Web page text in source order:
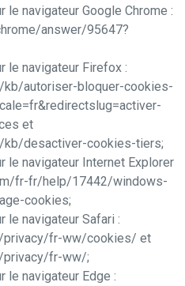
le navigateur Google Chrome :
answer/95647?
le navigateur Firefox :
autoriser-bloquer-cookies-
et
desactiver-cookies-tiers;
le navigateur Internet Explorer
fr-fr/help/17442/windows-
cookies;
le navigateur Safari :
privacy/fr-ww/cookies/ et
privacy/fr-ww/;
le navigateur Edge :